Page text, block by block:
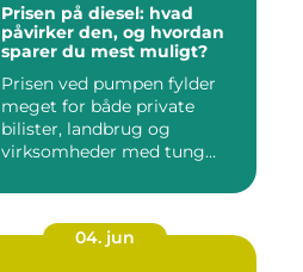
Prisen på diesel: hvad
påvirker den, og hvordan
sparer du mest muligt?
Prisen ved pumpen fylder
meget for både private
bilister, landbrug og
virksomheder med tung
04. jun